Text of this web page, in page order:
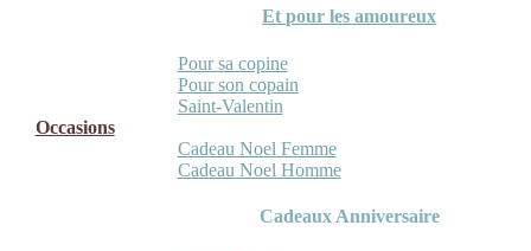
Et pour les amoureux
Pour sa copine
Pour son copain
Saint-Valentin
Occasions
Cadeau Noel Femme
Cadeau Noel Homme
Cadeaux Anniversaire